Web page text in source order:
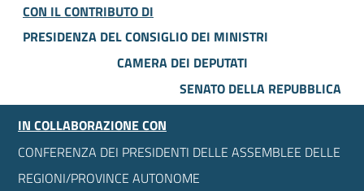
CON IL CONTRIBUTO DI
PRESIDENZA DEL CONSIGLIO DEI MINISTRI
CAMERA DEI DEPUTATI
SENATO DELLA REPUBBLICA
IN COLLABORAZIONE CON
CONFERENZA DEI PRESIDENTI DELLE ASSEMBLEE DELLE
REGIONI/PROVINCE AUTONOME